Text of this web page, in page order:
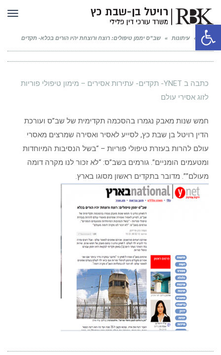
פתח סרגל נגישות
ראשי » עיתונות » שב”ס יממן טיפולים: רוצח ורוצחת יהיו הורים בכלא- תקדים
כתבה ב YNET- תקדים- עתירות אסירים – מימון טיפולי פוריות
לזוג אסירי עולם
חמש שנות מאבק נגמרו בהסכמה תקדימית של שב”ס ועורכת
הדין רויטל בן שבת כץ, לסייע לאסיר ואסירה שמרצים מאסרי
עולם להרות בעזרת טיפולי פוריות – “בשל הנסיבות המיוחדות
ומטעמים הומניים”. גורמים בשב”ס: “לא זכור לנו מקרה דומה
מעולם””. מדובר בתקדים ראשון מסוגו בארץ.